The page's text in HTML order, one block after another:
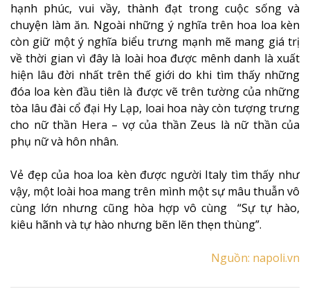
hạnh phúc, vui vầy, thành đạt trong cuộc sống và
chuyện làm ăn. Ngoài những ý nghĩa trên hoa loa kèn
còn giữ một ý nghĩa biểu trưng mạnh mẽ mang giá trị
về thời gian vì đây là loài hoa được mênh danh là xuất
hiện lâu đời nhất trên thế giới do khi tìm thấy những
đóa loa kèn đầu tiên là được vẽ trên tường của những
tòa lâu đài cổ đại Hy Lạp, loai hoa này còn tượng trưng
cho nữ thần Hera – vợ của thần Zeus là nữ thần của
phụ nữ và hôn nhân.
Vẻ đẹp của hoa loa kèn được người Italy tìm thấy như
vậy, một loài hoa mang trên mình một sự mâu thuẫn vô
cùng lớn nhưng cũng hòa hợp vô cùng “Sự tự hào,
kiêu hãnh và tự hào nhưng bẽn lẽn thẹn thùng”.
Nguồn: napoli.vn